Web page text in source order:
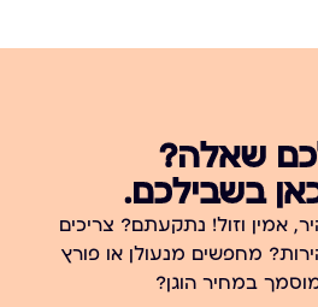
שאלה?
בשבילכם.
אמין וזול! נתקעתם? צריכים
מחפשים מנעולן או פורץ
במחיר הוגן?